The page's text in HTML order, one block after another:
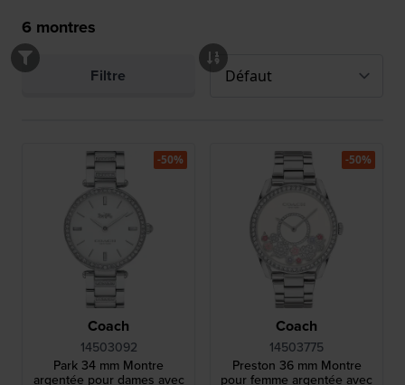
6 montres
Filtre
Coach
14503092
Park 34 mm Montre
argentée pour dames avec
-50%
Coach
14503775
Preston 36 mm Montre
pour femme argentée avec
-50%